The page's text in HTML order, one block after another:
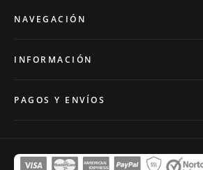
NAVEGACIÓN
INFORMACIÓN
PAGOS Y ENVÍOS